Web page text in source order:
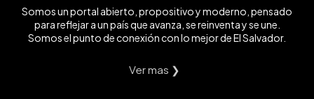
Somos un portal abierto, propositivo y moderno, pensado
para reflejar a un país que avanza, se reinventa y se une.
Somos el punto de conexión con lo mejor de El Salvador.
Ver mas ❯